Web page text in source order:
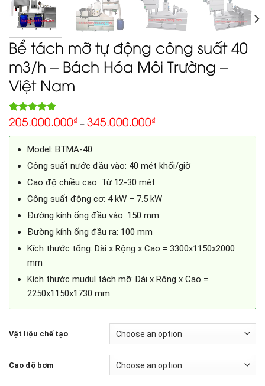
Bể tách mỡ tự động công suất 40
m3/h – Bách Hóa Môi Trường –
Việt Nam
Rated5.00
out of 5
based on
1
customer
rating
205.000.000₫ – 345.000.000₫
Model: BTMA-40
Công suất nước đầu vào: 40 mét khối/giờ
Cao độ chiều cao: Từ 12-30 mét
Công suất động cơ: 4 kW – 7.5 kW
Đường kính ống đầu vào: 150 mm
Đường kính ống đầu ra: 100 mm
Kích thước tổng: Dài x Rộng x Cao = 3300x1150x2000
mm
Kích thước mudul tách mỡ: Dài x Rộng x Cao =
2250x1150x1730 mm
Vật liệu chế tạo
Cao độ bơm